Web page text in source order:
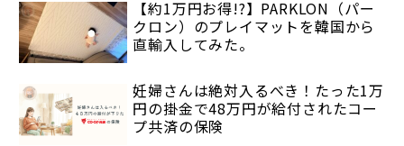
【約1万円お得!?】PARKLON（パー
クロン）のプレイマットを韓国から
直輸入してみた。
妊婦さんは絶対入るべき！たった1万
円の掛金で48万円が給付されたコー
プ共済の保険